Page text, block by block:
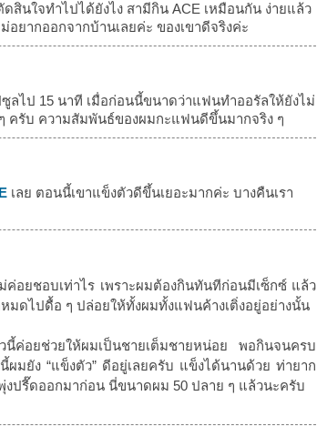
สินใจทำไปได้ยังไง สามีกิน ACE เหมือนกัน ง่ายแล้ว
ยากออกจากบ้านเลยค่ะ ของเขาดีจริงค่ะ
ลไป 15 นาที เมื่อก่อนนี้ขนาดว่าแฟนทำออรัลให้ยังไม่
ครับ ความสัมพันธ์ของผมกะแฟนดีขึ้นมากจริง ๆ
เลย ตอนนี้เขาแข็งตัวดีขึ้นเยอะมากค่ะ บางคืนเรา
ค่อยชอบเท่าไร เพราะผมต้องกินทันทีก่อนมีเซ็กซ์ แล้ว
ดไปดื้อ ๆ ปล่อยให้ทั้งผมทั้งแฟนค้างเติ่งอยู่อย่างนั้น
ค่อยช่วยให้ผมเป็นชายเต็มชายหน่อย พอกินจนครบ
มยัง “แข็งตัว” ดีอยู่เลยครับ แข็งได้นานด้วย ท่ายาก
งปรี๊ดออกมาก่อน นี่ขนาดผม 50 ปลาย ๆ แล้วนะครับ